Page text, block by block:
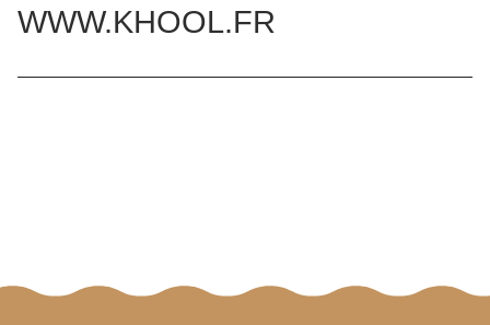
WWW.KHOOL.FR